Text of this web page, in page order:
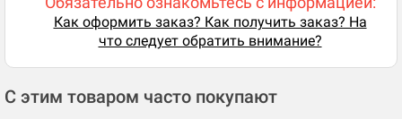
Как оформить заказ? Как получить заказ? На
что следует обратить внимание?
С этим товаром часто покупают